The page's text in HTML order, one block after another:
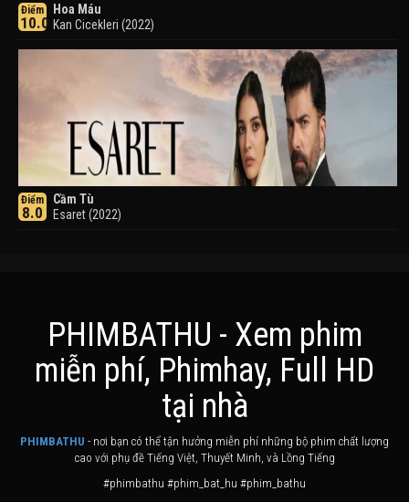
Điểm
10.0
Hoa Máu
Kan Cicekleri (2022)
Điểm
8.0
Cầm Tù
Esaret (2022)
Khuyển Dạ Xoa
PHIMBATHU - Xem phim
miễn phí, Phimhay, Full HD
tại nhà
PHIMBATHU - nơi bạn có thể tận hưởng miễn phí những bộ phim chất lượng
cao với phụ đề Tiếng Việt, Thuyết Minh, và Lồng Tiếng
#phimbathu #phim_bat_hu #phim_bathu